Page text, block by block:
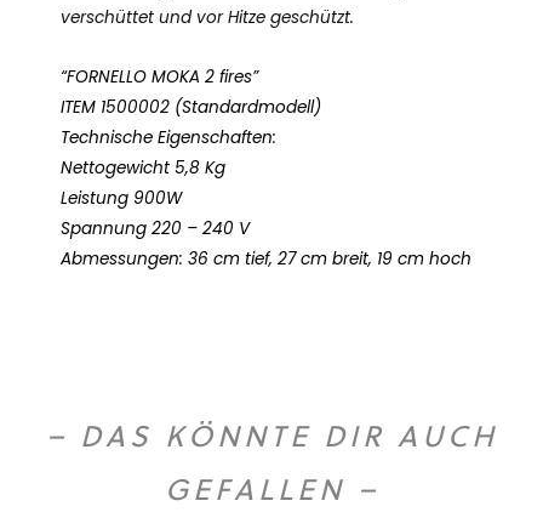
verschüttet und vor Hitze geschützt.
“FORNELLO MOKA 2 fires”
ITEM 1500002 (Standardmodell)
Technische Eigenschaften:
Nettogewicht 5,8 Kg
Leistung 900W
Spannung 220 – 240 V
Abmessungen: 36 cm tief, 27 cm breit, 19 cm hoch
– DAS KÖNNTE DIR AUCH
GEFALLEN –